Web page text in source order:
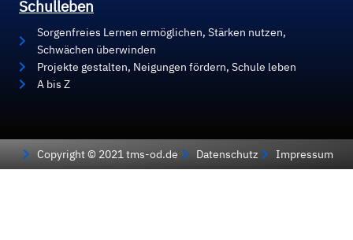
Schulleben
Sorgenfreies Lernen ermöglichen, Stärken nutzen,
Schwächen überwinden
Projekte gestalten, Neigungen fördern, Schule leben
A bis Z
Copyright © 2021 tms-od.de Datenschutz Impressum